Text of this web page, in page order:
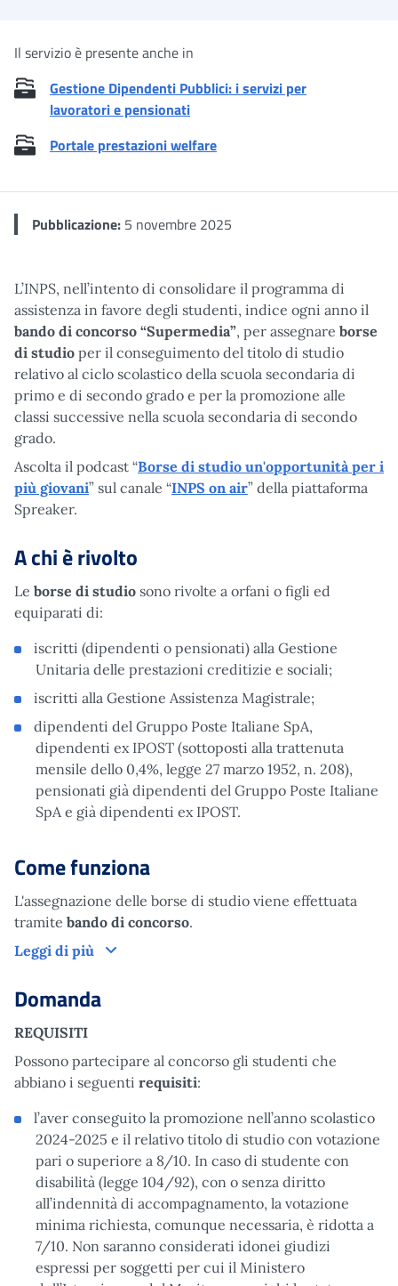
Il servizio è presente anche in
Gestione Dipendenti Pubblici: i servizi per
lavoratori e pensionati
Portale prestazioni welfare
Pubblicazione: 5 novembre 2025
L’INPS, nell’intento di consolidare il programma di
assistenza in favore degli studenti, indice ogni anno il
bando di concorso “Supermedia”, per assegnare borse
di studio per il conseguimento del titolo di studio
relativo al ciclo scolastico della scuola secondaria di
primo e di secondo grado e per la promozione alle
classi successive nella scuola secondaria di secondo
grado.
Ascolta il podcast “Borse di studio un'opportunità per i
più giovani” sul canale “INPS on air” della piattaforma
Spreaker.
A chi è rivolto
Le borse di studio sono rivolte a orfani o figli ed
equiparati di:
iscritti (dipendenti o pensionati) alla Gestione
Unitaria delle prestazioni creditizie e sociali;
iscritti alla Gestione Assistenza Magistrale;
dipendenti del Gruppo Poste Italiane SpA,
dipendenti ex IPOST (sottoposti alla trattenuta
mensile dello 0,4%, legge 27 marzo 1952, n. 208),
pensionati già dipendenti del Gruppo Poste Italiane
SpA e già dipendenti ex IPOST.
Come funziona
L'assegnazione delle borse di studio viene effettuata
tramite bando di concorso.
Leggi di più
Come funziona
Domanda
REQUISITI
Possono partecipare al concorso gli studenti che
abbiano i seguenti requisiti:
l’aver conseguito la promozione nell’anno scolastico
2024-2025 e il relativo titolo di studio con votazione
pari o superiore a 8/10. In caso di studente con
disabilità (legge 104/92), con o senza diritto
all’indennità di accompagnamento, la votazione
minima richiesta, comunque necessaria, è ridotta a
7/10. Non saranno considerati idonei giudizi
espressi per soggetti per cui il Ministero